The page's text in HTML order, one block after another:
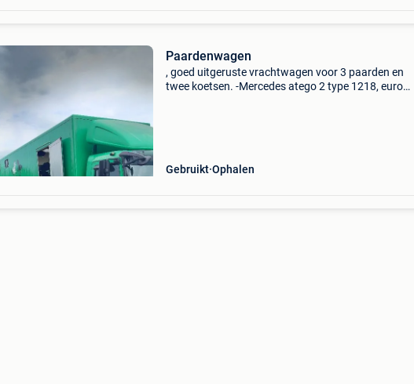
Paardenwagen
, goed uitgeruste vrachtwagen voor 3 paarden en
twee koetsen. -Mercedes atego 2 type 1218, euro4
Gebruikt Ophalen